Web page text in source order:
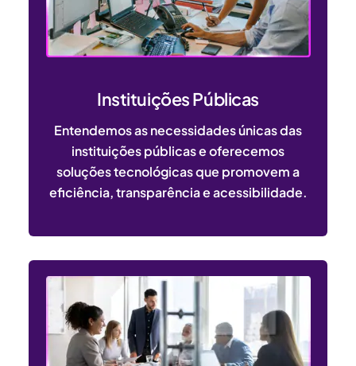
Instituições Públicas
Entendemos as necessidades únicas das
instituições públicas e oferecemos
soluções tecnológicas que promovem a
eficiência, transparência e acessibilidade.